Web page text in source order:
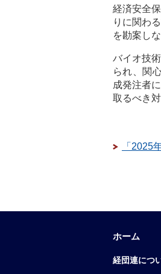
経済安全
りに関わ
を勘案し
バイオ技
られ、関
成発注者
取るべき
「2025
ホーム
経団連につ